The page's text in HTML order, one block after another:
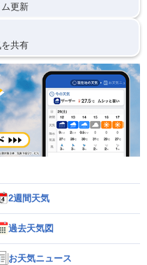
更新
共有
2週間天気
過去天気図
お天気ニュース